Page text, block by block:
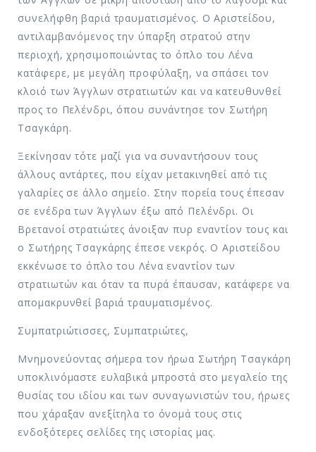
συνελήφθη βαριά τραυματισμένος. Ο Αριστείδου,
αντιλαμβανόμενος την ύπαρξη στρατού στην
περιοχή, χρησιμοποιώντας το όπλο του Λένα
κατάφερε, με μεγάλη προφύλαξη, να σπάσει τον
κλοιό των Άγγλων στρατιωτών και να κατευθυνθεί
προς το Πελένδρι, όπου συνάντησε τον Σωτήρη
Τσαγκάρη.
Ξεκίνησαν τότε μαζί για να συναντήσουν τους
άλλους αντάρτες, που είχαν μετακινηθεί από τις
γαλαρίες σε άλλο σημείο. Στην πορεία τους έπεσαν
σε ενέδρα των Άγγλων έξω από Πελένδρι. Οι
Βρετανοί στρατιώτες άνοιξαν πυρ εναντίον τους και
ο Σωτήρης Τσαγκάρης έπεσε νεκρός. Ο Αριστείδου
εκκένωσε το όπλο του Λένα εναντίον των
στρατιωτών και όταν τα πυρά έπαυσαν, κατάφερε να
απομακρυνθεί βαριά τραυματισμένος.
Συμπατριώτισσες, Συμπατριώτες,
Μνημονεύοντας σήμερα τον ήρωα Σωτήρη Τσαγκάρη
υποκλινόμαστε ευλαβικά μπροστά στο μεγαλείο της
θυσίας του ιδίου και των συναγωνιστών του, ήρωες
που χάραξαν ανεξίτηλα το όνομά τους στις
ενδοξότερες σελίδες της ιστορίας μας.